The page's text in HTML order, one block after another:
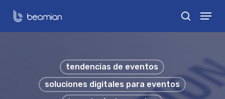
Skip
search
Menu
tendencias de eventos
soluciones digitales para eventos
Close